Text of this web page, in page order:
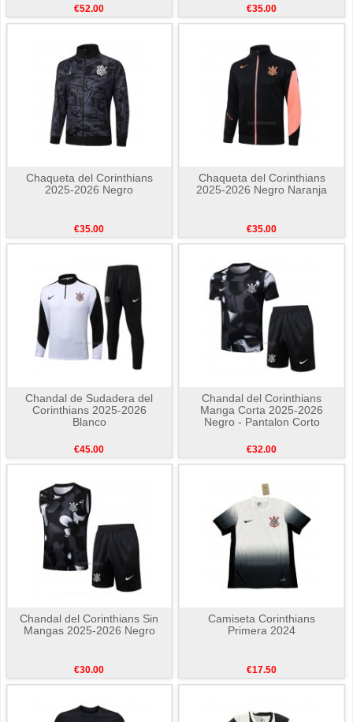
€52.00 €35.00
Chaqueta del Corinthians
2025-2026 Negro
€35.00
Chaqueta del Corinthians
2025-2026 Negro Naranja
€35.00
Chandal de Sudadera del
Corinthians 2025-2026
Blanco
€45.00
Chandal del Corinthians
Manga Corta 2025-2026
Negro - Pantalon Corto
€32.00
Chandal del Corinthians Sin
Mangas 2025-2026 Negro
€30.00
Camiseta Corinthians
Primera 2024
€17.50